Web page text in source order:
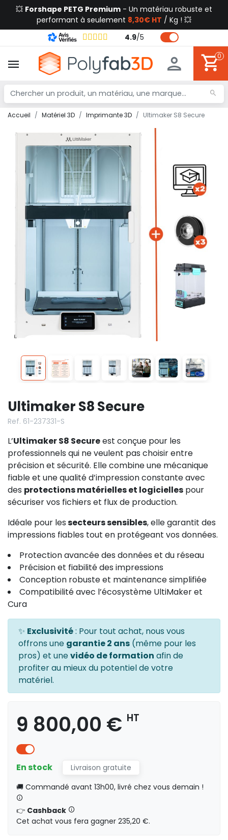
💥 Forshape PETG Premium - Un matériau robuste et
performant à seulement 8,30€ HT / Kg ! 💥
4.9/5
0
Accueil Matériel 3D Imprimante 3D Ultimaker S8 Secure
Ultimaker S8 Secure
Ref. 61-237331-S
L’Ultimaker S8 Secureest conçue pour les
professionnels qui ne veulent pas choisir entre
précision et sécurité. Elle combine une mécanique
fiable et une qualité d’impression constante avec
des protections matérielles et logicielles pour
sécuriser vos fichiers et flux de production.
Idéale pour lessecteurs sensibles, elle garantit des
impressions fiables tout en protégeant vos données.
Protection avancée des données et du réseau
Précision et fiabilité des impressions
Conception robuste et maintenance simplifiée
Compatibilité avec l’écosystème UltiMaker et
Cura
✨ Exclusivité: Pour tout achat, nous vous
offrons une garantie 2 ans (même pour les
pros) et unevidéo de formation afin de
profiter au mieux du potentiel de votre
matériel.
9 800,00 € HT
En stock
Livraison gratuite
🚚 Commandé avant 13h00, livré chez vous demain !
👉 Cashback
Cet achat vous fera gagner 235,20 €.